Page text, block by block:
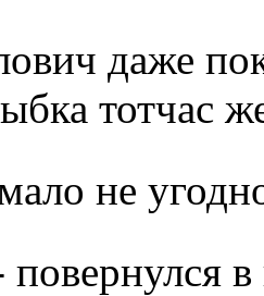
даже
тотчас
не